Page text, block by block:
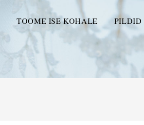
TOOME ISE KOHALE PILDID